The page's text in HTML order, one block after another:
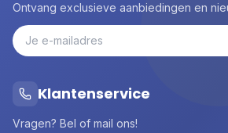
Ontvang exclusieve aanbiedingen en
Klantenservice
Vragen? Bel of mail ons!